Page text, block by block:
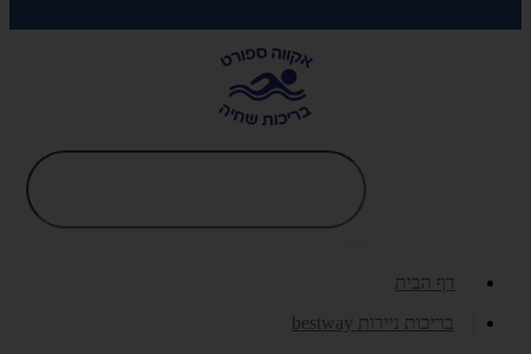
דף הבית
בריכות ניידות bestway